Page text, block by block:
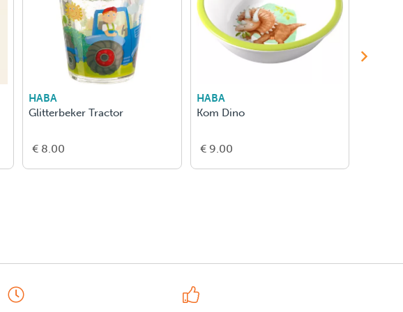
HABA
Glitterbeker Tractor
€ 8.00
HABA
Kom Dino
€ 9.00